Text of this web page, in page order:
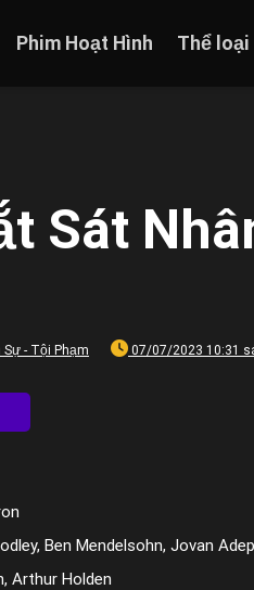
Phim Hoạt Hình Thể loại
Sát
Sự - Tội Phạm 07/07/2023 10:31
Ben Mendelsohn, Jovan
Arthur Holden